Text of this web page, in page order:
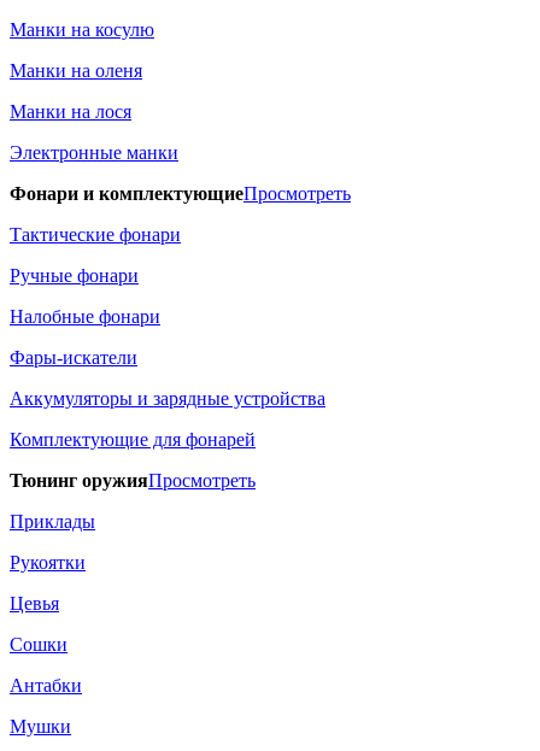
Манки на косулю
Манки на оленя
Манки на лося
Электронные манки
Фонари и комплектующиеПросмотреть
Тактические фонари
Ручные фонари
Налобные фонари
Фары-искатели
Аккумуляторы и зарядные устройства
Комплектующие для фонарей
Тюнинг оружияПросмотреть
Приклады
Рукоятки
Цевья
Сошки
Антабки
Мушки